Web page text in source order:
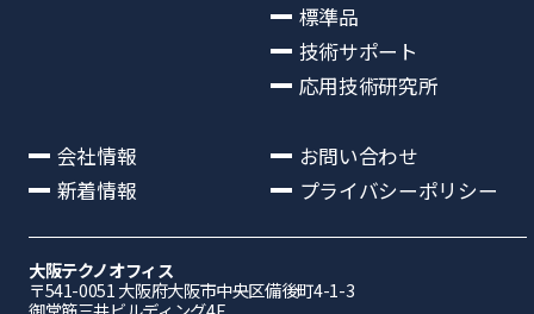
標準品
技術サポート
応用技術研究所
会社情報
新着情報
お問い合わせ
プライバシーポリシー
大阪テクノオフィス
〒541-0051 ⼤阪府⼤阪市中央区備後町4-1-3